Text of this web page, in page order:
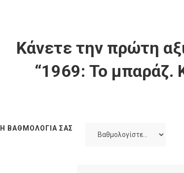
Κάνετε την πρώτη
“1969: Το μπαράζ.
Η ΒΑΘΜΟΛΟΓΊΑ ΣΑΣ